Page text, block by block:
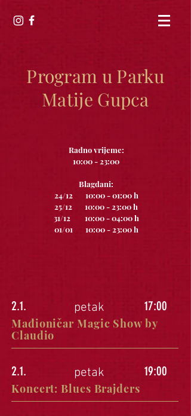
Program u Parku
Matije Gupca
Radno vrijeme:
10:00 - 23:00
Blagdani:
24/12 10:00 - 01:00 h
25/12 10:00 - 23:00 h
31/12 10:00 - 04:00 h
01/01 10:00 - 23:00 h
2.1. petak 17:00
Mađioničar Magic Show by
Claudio
2.1. petak 19:00
Koncert: Blues Brajders